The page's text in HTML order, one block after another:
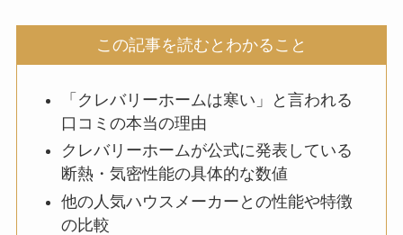
この記事を読むとわかること
「クレバリーホームは寒い」と言われる
口コミの本当の理由
クレバリーホームが公式に発表している
断熱・気密性能の具体的な数値
他の人気ハウスメーカーとの性能や特徴
の比較